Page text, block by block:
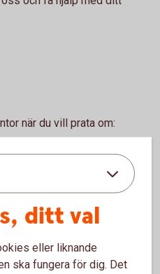
när du vill prata om:
boendeekonomi
och placeringar
och tjänstepensionslösningar
ditt val
eller liknande
ska fungera för dig. Det